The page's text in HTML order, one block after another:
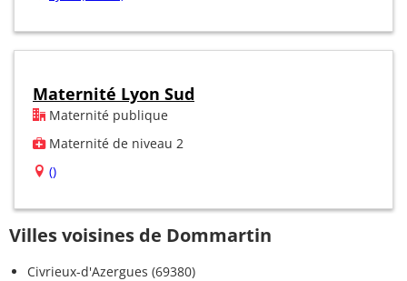
Maternité Lyon Sud
Maternité publique
Maternité de niveau 2
()
Villes voisines de Dommartin
Civrieux-d'Azergues (69380)